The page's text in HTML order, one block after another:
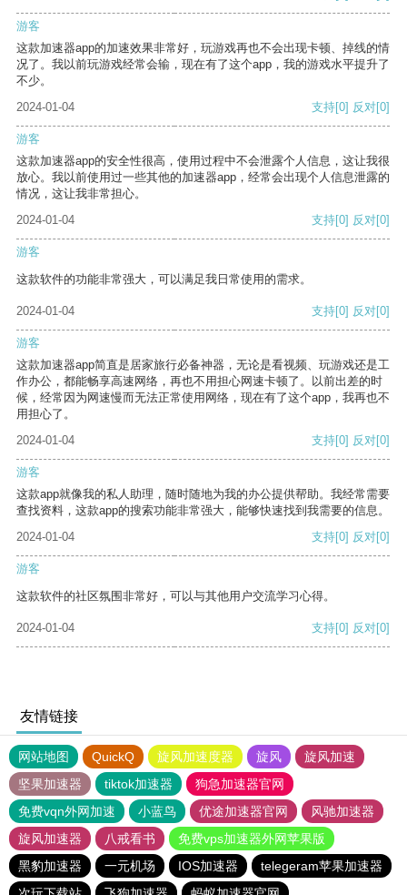
游客
这款加速器app的加速效果非常好，玩游戏再也不会出现卡顿、掉线的情
况了。我以前玩游戏经常会输，现在有了这个app，我的游戏水平提升了
不少。
2024-01-04
支持[0] 反对[0]
游客
这款加速器app的安全性很高，使用过程中不会泄露个人信息，这让我很
放心。我以前使用过一些其他的加速器app，经常会出现个人信息泄露的
情况，这让我非常担心。
2024-01-04
支持[0] 反对[0]
游客
这款软件的功能非常强大，可以满足我日常使用的需求。
2024-01-04 支持[0] 反对[0]
游客
这款加速器app简直是居家旅行必备神器，无论是看视频、玩游戏还是工
作办公，都能畅享高速网络，再也不用担心网速卡顿了。以前出差的时
候，经常因为网速慢而无法正常使用网络，现在有了这个app，我再也不
用担心了。
2024-01-04
支持[0] 反对[0]
游客
这款app就像我的私人助理，随时随地为我的办公提供帮助。我经常需要
查找资料，这款app的搜索功能非常强大，能够快速找到我需要的信息。
2024-01-04
支持[0] 反对[0]
游客
这款软件的社区氛围非常好，可以与其他用户交流学习心得。
2024-01-04 支持[0] 反对[0]
友情链接
网站地图 QuickQ 旋风加速度器 旋风
旋风加速
坚果加速器
tiktok加速器
狗急加速器官网
免费vqn外网加速
小蓝鸟 优途加速器官网
风驰加速器
旋风加速器
八戒看书
免费vps加速器外网苹果版
黑豹加速器
一元机场 IOS加速器
telegeram苹果加速器